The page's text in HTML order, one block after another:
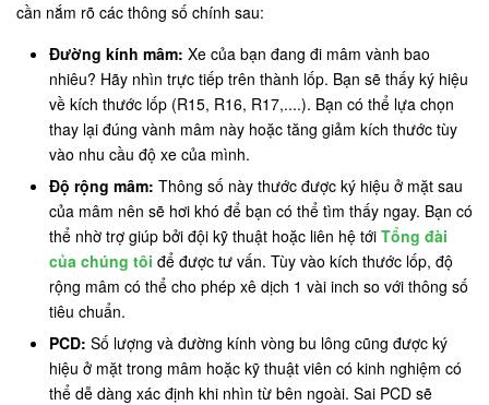
cần nắm rõ các thông số chính sau:
Đường kính mâm: Xe của bạn đang đi mâm vành bao
nhiêu? Hãy nhìn trực tiếp trên thành lốp. Bạn sẽ thấy ký hiệu
về kích thước lốp (R15, R16, R17,....). Bạn có thể lựa chọn
thay lại đúng vành mâm này hoặc tăng giảm kích thước tùy
vào nhu cầu độ xe của mình.
Độ rộng mâm: Thông số này thước được ký hiệu ở mặt sau
của mâm nên sẽ hơi khó để bạn có thể tìm thấy ngay. Bạn có
thể nhờ trợ giúp bởi đội kỹ thuật hoặc liên hệ tới Tổng đài
của chúng tôi để được tư vấn. Tùy vào kích thước lốp, độ
rộng mâm có thể cho phép xê dịch 1 vài inch so với thông số
tiêu chuẩn.
PCD: Số lượng và đường kính vòng bu lông cũng được ký
hiệu ở mặt trong mâm hoặc kỹ thuật viên có kinh nghiệm có
thể dễ dàng xác định khi nhìn từ bên ngoài. Sai PCD sẽ